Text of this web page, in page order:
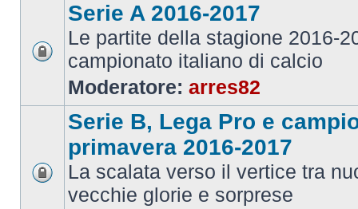
Serie A 2016-2017
Le partite della stagione 2016-
campionato italiano di calcio
Moderatore: arres82
Serie B, Lega Pro e
primavera 2016-2017
La scalata verso il vertice tra
vecchie glorie e sorprese